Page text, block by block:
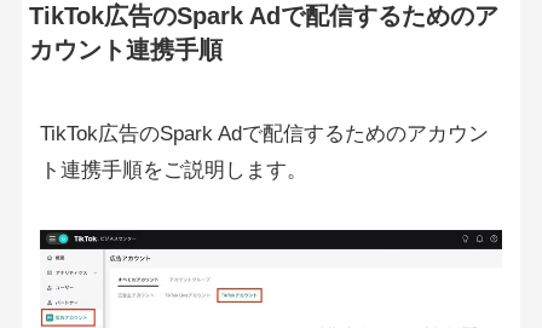
TikTok広告のSpark Adで配信するためのア
カウント連携手順
TikTok広告のSpark Adで配信するためのアカウン
ト連携手順をご説明します。